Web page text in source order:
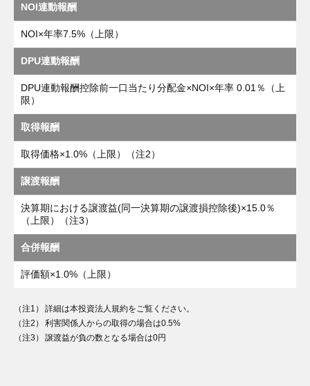
NOI連動報酬
NOI×年率7.5%（上限）
DPU連動報酬
DPU連動報酬控除前一口当たり分配金×NOI×年率 0.01％（上
限）
取得報酬
取得価格×1.0%（上限）（注2）
譲渡報酬
決算期における譲渡益(同一決算期の譲渡損控除後)×15.0％
（上限）（注3）
合併報酬
評価額×1.0%（上限）
（注1）
詳細は本投資法人規約をご覧ください。
（注2）
利害関係人からの取得の場合は0.5%
（注3）
譲渡益が負の数となる場合は0円